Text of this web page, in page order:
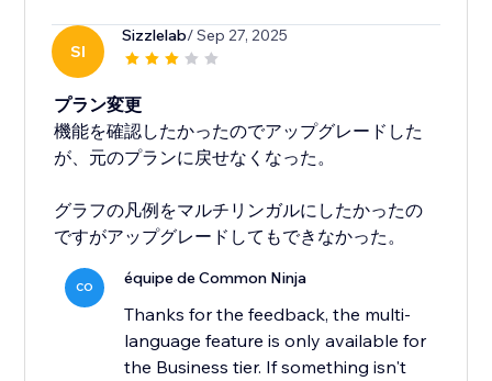
SI
Sizzlelab/ Sep 27, 2025
プラン変更
機能を確認したかったのでアップグレードした
が、元のプランに戻せなくなった。
グラフの凡例をマルチリンガルにしたかったの
ですがアップグレードしてもできなかった。
CO équipe de Common Ninja
Thanks for the feedback, the multi-
language feature is only available for
the Business tier. If something isn't